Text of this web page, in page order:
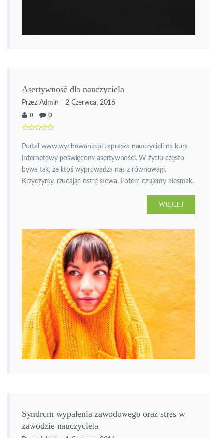
Asertywność dla nauczyciela
Przez Admin 2 Czerwca, 2016
0 0
Portal www.wychowanie.pl zaprasza nauczycieli na kurs
internetowy poświęcony asertywności. W życiu często
bywa tak, że ktoś wyprowadza nas z równowagi.
Krzyczymy, rzucając ostre słowa. Potem czujemy niesmak.
zadowoleni. Bywa również tak, że ktoś namawia nas do
czegoś, na co nie mamy ochoty. Ulegamy i znowu
jesteśmy z siebie […]
WIĘCEJ
Syndrom wypalenia zawodowego oraz stres w
zawodzie nauczyciela